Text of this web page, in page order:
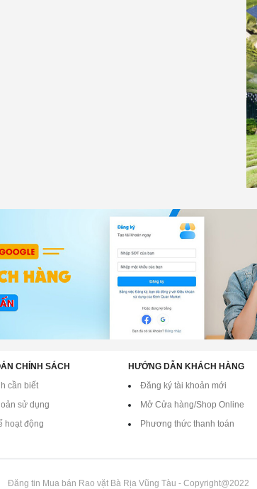
CHÍNH SÁCH
cần biết
sử dụng
hoạt động
HƯỚNG DẪN KHÁCH HÀNG
Đăng ký tài khoản mới
Mở Cửa hàng/Shop Online
Phương thức thanh toán
Đăng tin Mua bán Rao vặt Bà Rịa Vũng Tàu - Copyright@2022